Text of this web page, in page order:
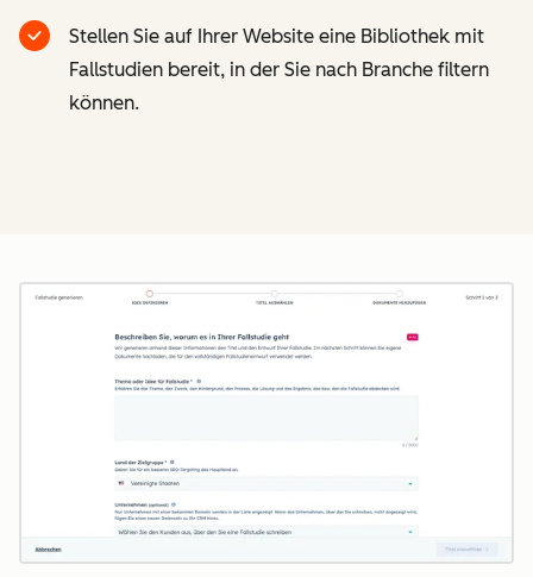
Stellen Sie auf Ihrer Website eine Bibliothek mit
Fallstudien bereit, in der Sie nach Branche filtern
können.